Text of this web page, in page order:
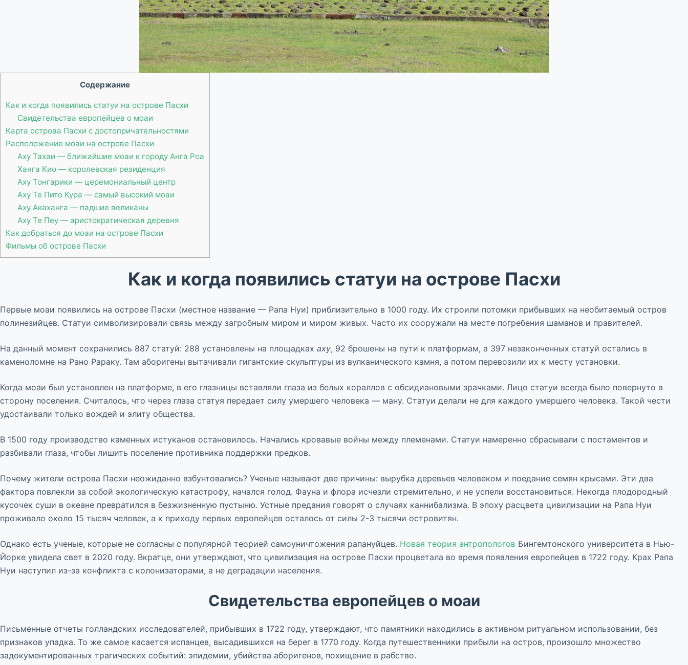
Содержание
Как и когда появились статуи на острове Пасхи
Свидетельства европейцев о моаи
Карта острова Пасхи с достопричательностями
Расположение моаи на острове Пасхи
Аху Тахаи — ближайшие моаи к городу Анга Роа
Ханга Кио — королевская резиденция
Аху Тонгарики — церемониальный центр
Аху Те Пито Кура — самый высокий моаи
Аху Акаханга — падшие великаны
Аху Те Пеу — аристократическая деревня
Как добраться до моаи на острове Пасхи
Фильмы об острове Пасхи
Как и когда появились статуи на острове Пасхи
Первые моаи появились на острове Пасхи (местное название — Рапа Нуи) приблизительно в 1000 году. Их строили потомки прибывших на необитаемый остров
полинезийцев. Статуи символизировали связь между загробным миром и миром живых. Часто их сооружали на месте погребения шаманов и правителей.
На данный момент сохранились 887 статуй: 288 установлены на площадках аху, 92 брошены на пути к платформам, а 397 незаконченных статуй остались в
каменоломне на Рано Рараку. Там аборигены вытачивали гигантские скульптуры из вулканического камня, а потом перевозили их к месту установки.
Когда моаи был установлен на платформе, в его глазницы вставляли глаза из белых кораллов с обсидиановыми зрачками. Лицо статуи всегда было повернуто в
сторону поселения. Считалось, что через глаза статуя передает силу умершего человека — ману. Статуи делали не для каждого умершего человека. Такой чести
удостаивали только вождей и элиту общества.
В 1500 году производство каменных истуканов остановилось. Начались кровавые войны между племенами. Статуи намеренно сбрасывали с постаментов и
разбивали глаза, чтобы лишить поселение противника поддержки предков.
Почему жители острова Пасхи неожиданно взбунтовались? Ученые называют две причины: вырубка деревьев человеком и поедание семян крысами. Эти два
фактора повлекли за собой экологическую катастрофу, начался голод. Фауна и флора исчезли стремительно, и не успели восстановиться. Некогда плодородный
кусочек суши в океане превратился в безжизненную пустыню. Устные предания говорят о случаях каннибализма. В эпоху расцвета цивилизации на Рапа Нуи
проживало около 15 тысяч человек, а к приходу первых европейцев осталось от силы 2-3 тысячи островитян.
Однако есть ученые, которые не согласны с популярной теорией самоуничтожения рапануйцев. Новая теория антропологов Бингемтонского университета в Нью-
Йорке увидела свет в 2020 году. Вкратце, они утверждают, что цивилизация на острове Пасхи процветала во время появления европейцев в 1722 году. Крах Рапа
Нуи наступил из-за конфликта с колонизаторами, а не деградации населения.
Свидетельства европейцев о моаи
Письменные отчеты голландских исследователей, прибывших в 1722 году, утверждают, что памятники находились в активном ритуальном использовании, без
признаков упадка. То же самое касается испанцев, высадившихся на берег в 1770 году. Когда путешественники прибыли на остров, произошло множество
задокументированных трагических событий: эпидемии, убийства аборигенов, похищение в рабство.